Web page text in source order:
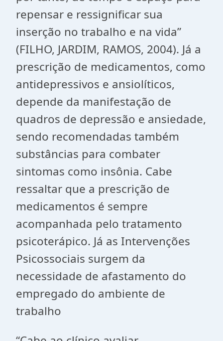
repensar e ressignificar sua
inserção no trabalho e na vida”
(FILHO, JARDIM, RAMOS, 2004). Já a
prescrição de medicamentos, como
antidepressivos e ansiolíticos,
depende da manifestação de
quadros de depressão e ansiedade,
sendo recomendadas também
substâncias para combater
sintomas como insônia. Cabe
ressaltar que a prescrição de
medicamentos é sempre
acompanhada pelo tratamento
psicoterápico. Já as Intervenções
Psicossociais surgem da
necessidade de afastamento do
empregado do ambiente de
trabalho